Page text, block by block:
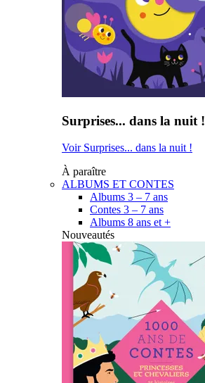
Surprises... dans la nuit !
Voir Surprises... dans la nuit !
À paraître
ALBUMS ET CONTES
Albums 3 – 7 ans
Contes 3 – 7 ans
Albums 8 ans et +
Nouveautés